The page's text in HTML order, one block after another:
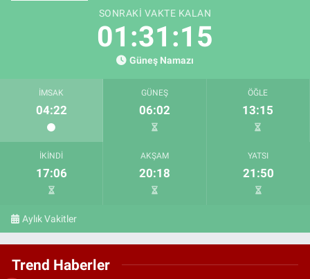
SONRAKI VAKTE KALAN
01:31:14
Güneş Namazı
İMSAK
04:22
GÜNEŞ
06:02
ÖĞLE
13:15
İKINDI
17:06
AKŞAM
20:18
YATSI
21:50
Aylık Vakitler
Trend Haberler